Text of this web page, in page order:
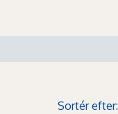
Sortér efter: